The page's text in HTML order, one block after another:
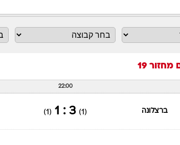
מחזור 19
22:00
ברצלונה (1)
3 : 1
(1)